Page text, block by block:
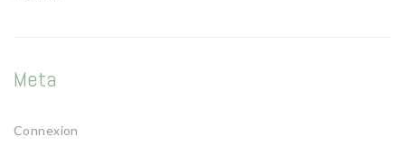
Meta
Connexion